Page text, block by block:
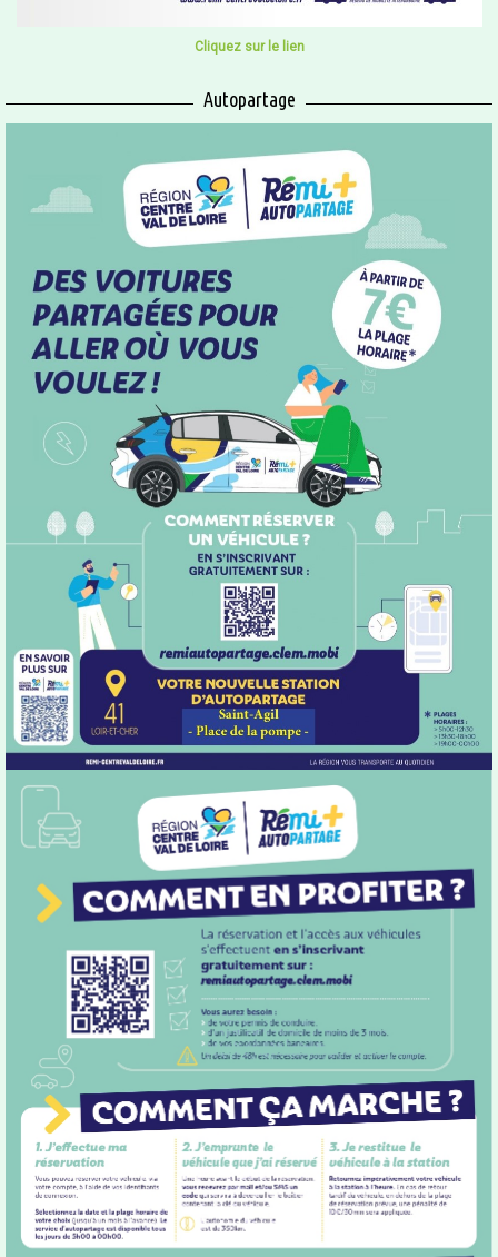
Cliquez sur le lien
Autopartage